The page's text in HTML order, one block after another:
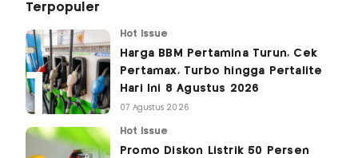
Terpopuler
Hot Issue
Harga BBM Pertamina Turun, Cek
Pertamax, Turbo hingga Pertalite
Hari Ini 8 Agustus 2026
07 Agustus 2026
Hot Issue
Promo Diskon Listrik 50 Persen